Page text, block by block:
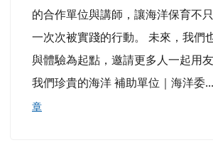
的合作單位與講師，讓海洋保育不
一次次被實踐的行動。 未來，我們
與體驗為起點，邀請更多人一起用
我們珍貴的海洋 補助單位｜海洋委...
章